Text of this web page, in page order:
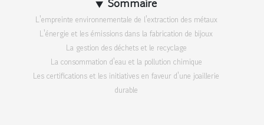
Sommaire
L'empreinte environnementale de l'extraction des métaux
L'énergie et les émissions dans la fabrication de bijoux
La gestion des déchets et le recyclage
La consommation d'eau et la pollution chimique
Les certifications et les initiatives en faveur d'une joaillerie
durable